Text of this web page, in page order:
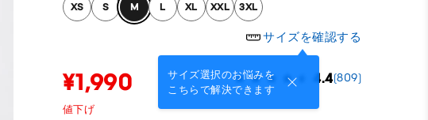
XS S M L XL XXL 3XL
サイズを確認する
サイズ選択のお悩みを
こちらで解決できます
¥1,990 4.4(809)
値下げ